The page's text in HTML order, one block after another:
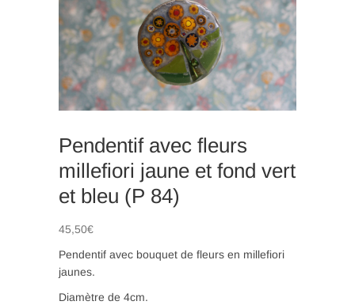
Pendentif avec fleurs
millefiori jaune et fond vert
et bleu (P 84)
45,50€
Pendentif avec bouquet de fleurs en millefiori
jaunes.
Diamètre de 4cm.